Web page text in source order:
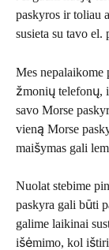
paskyros ir toliau
susieta su tavo
Mes
žmonių telefonų,
savo Morse
vieną Morse
maišymas gali
Nuolat stebime
paskyra gali būti
galime laikinai
išėmimo, kol